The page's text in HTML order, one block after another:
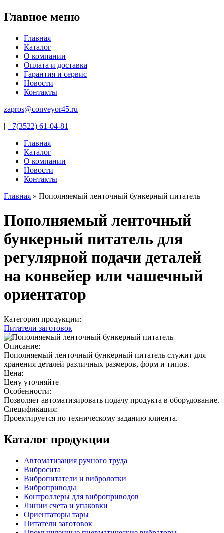
Jump to navigation
Главное меню
Главная
Каталог
О компании
Оплата и доставка
Гарантия и сервис
Новости
Контакты
zapros@conveyor45.ru
| +7(3522) 61-04-81
Главная
Каталог
О компании
Новости
Контакты
Главная » Пополняемый ленточный бункерный питатель
Пополняемый ленточный
бункерный питатель для
регулярной подачи деталей
на конвейер или чашечный
ориентатор
Категория продукции:
Питатели заготовок
Описание:
Пополняемый ленточный бункерный питатель служит для
хранения деталей различных размеров, форм и типов.
Цена:
Цену уточняйте
Особенности:
Позволяет автоматизировать подачу продукта в оборудование.
Спецификация:
Проектируется по техническому заданию клиента.
Каталог продукции
Автоматизация ручного труда
Вибросита
Вибропитатели и вибролотки
Виброприводы
Контроллеры для виброприводов
Линии счета и упаковки
Ориентаторы тары
Питатели заготовок